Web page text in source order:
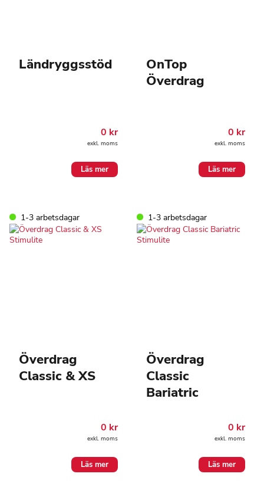
Ländryggsstöd
0 kr
exkl. moms
Läs mer
OnTop
Överdrag
0 kr
exkl. moms
Läs mer
1-3 arbetsdagar
Överdrag
Classic & XS
0 kr
exkl. moms
Läs mer
1-3 arbetsdagar
Överdrag
Classic
Bariatric
0 kr
exkl. moms
Läs mer